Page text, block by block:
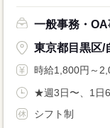
一般事務・OA
東京都目黒区/
時給1,800円～
★週3日〜、1日
シフト制